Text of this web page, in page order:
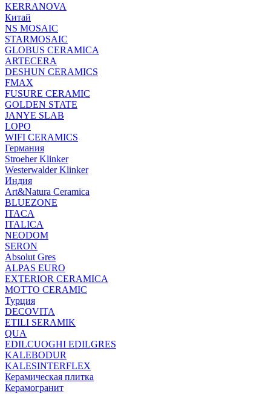
KERRANOVA
Китай
NS MOSAIC
STARMOSAIC
GLOBUS CERAMICA
ARTECERA
DESHUN CERAMICS
FMAX
FUSURE CERAMIC
GOLDEN STATE
JANYE SLAB
LOPO
WIFI CERAMICS
Германия
Stroeher Klinker
Westerwalder Klinker
Индия
Art&Natura Ceramica
BLUEZONE
ITACA
ITALICA
NEODOM
SERON
Absolut Gres
ALPAS EURO
EXTERIOR CERAMICA
MOTTO CERAMIC
Турция
DECOVITA
ETILI SERAMIK
QUA
EDILCUOGHI EDILGRES
KALEBODUR
KALESINTERFLEX
Керамическая плитка
Керамогранит